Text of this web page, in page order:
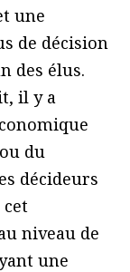
une
de décision
des élus.
il y a
du
décideurs
niveau de
une